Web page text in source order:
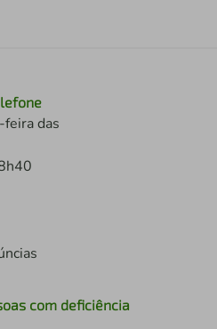
feira das
com deficiência